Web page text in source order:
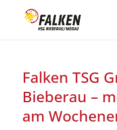
Falken TSG
Bieberau –
am